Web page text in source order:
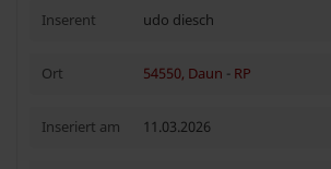
Inserent udo diesch
Ort 54550, Daun - RP
Inseriert am 11.03.2026